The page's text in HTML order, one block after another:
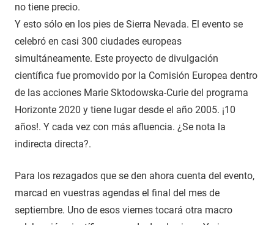
no tiene precio.
Y esto sólo en los pies de Sierra Nevada. El evento se
celebró en casi 300 ciudades europeas
simultáneamente. Este proyecto de divulgación
científica fue promovido por la Comisión Europea dentro
de las acciones Marie Sktodowska-Curie del programa
Horizonte 2020 y tiene lugar desde el año 2005. ¡10
años!. Y cada vez con más afluencia. ¿Se nota la
indirecta directa?.
Para los rezagados que se den ahora cuenta del evento,
marcad en vuestras agendas el final del mes de
septiembre. Uno de esos viernes tocará otra macro